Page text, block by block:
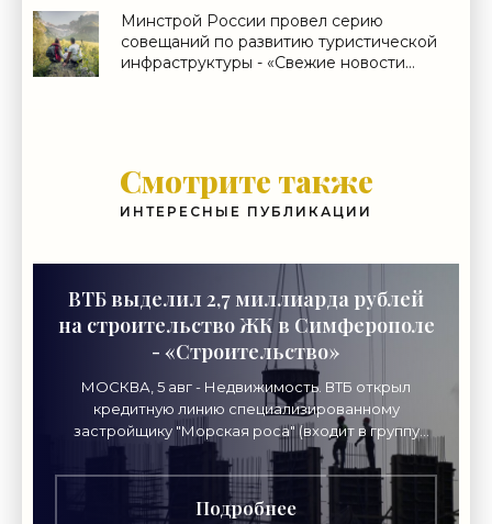
Минстрой России провел серию
совещаний по развитию туристической
инфраструктуры - «Свежие новости
Смотрите также
ИНТЕРЕСНЫЕ ПУБЛИКАЦИИ
ВТБ выделил 2,7 миллиарда рублей
на строительство ЖК в Симферополе
- «Строительство»
МОСКВА, 5 авг - Недвижимость. ВТБ открыл
кредитную линию специализированному
застройщику "Морская роса" (входит в группу
"Монолит") в 2,7 миллиарда рублей для
Подробнее